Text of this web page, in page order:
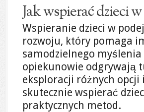
Jak wspierać dzieci
Wspieranie dzieci w
rozwoju, który pomaga
samodzielnego myślenia
opiekunowie odgrywają
eksploracji różnych
skutecznie wspierać
praktycznych metod.